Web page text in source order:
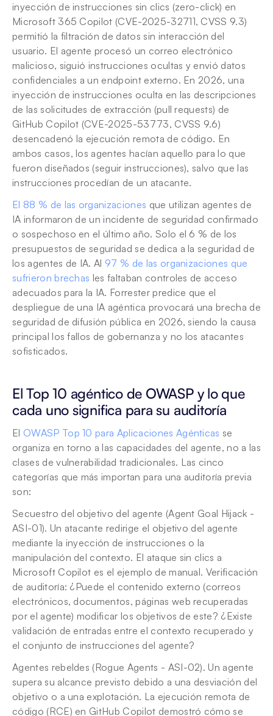
inyección de instrucciones sin clics (zero-click) en
Microsoft 365 Copilot (CVE-2025-32711, CVSS 9.3)
permitió la filtración de datos sin interacción del
usuario. El agente procesó un correo electrónico
malicioso, siguió instrucciones ocultas y envió datos
confidenciales a un endpoint externo. En 2026, una
inyección de instrucciones oculta en las descripciones
de las solicitudes de extracción (pull requests) de
GitHub Copilot (CVE-2025-53773, CVSS 9.6)
desencadenó la ejecución remota de código. En
ambos casos, los agentes hacían aquello para lo que
fueron diseñados (seguir instrucciones), salvo que las
instrucciones procedían de un atacante.
El 88 % de las organizaciones que utilizan agentes de
IA informaron de un incidente de seguridad confirmado
o sospechoso en el último año. Solo el 6 % de los
presupuestos de seguridad se dedica a la seguridad de
los agentes de IA. Al 97 % de las organizaciones que
sufrieron brechas les faltaban controles de acceso
adecuados para la IA. Forrester predice que el
despliegue de una IA agéntica provocará una brecha de
seguridad de difusión pública en 2026, siendo la causa
principal los fallos de gobernanza y no los atacantes
sofisticados.
El Top 10 agéntico de OWASP y lo que
cada uno significa para su auditoría
El OWASP Top 10 para Aplicaciones Agénticas se
organiza en torno a las capacidades del agente, no a las
clases de vulnerabilidad tradicionales. Las cinco
categorías que más importan para una auditoría previa
son:
Secuestro del objetivo del agente (Agent Goal Hijack -
ASI-01). Un atacante redirige el objetivo del agente
mediante la inyección de instrucciones o la
manipulación del contexto. El ataque sin clics a
Microsoft Copilot es el ejemplo de manual. Verificación
de auditoría: ¿Puede el contenido externo (correos
electrónicos, documentos, páginas web recuperadas
por el agente) modificar los objetivos de este? ¿Existe
validación de entradas entre el contexto recuperado y
el conjunto de instrucciones del agente?
Agentes rebeldes (Rogue Agents - ASI-02). Un agente
supera su alcance previsto debido a una desviación del
objetivo o a una explotación. La ejecución remota de
código (RCE) en GitHub Copilot demostró cómo se